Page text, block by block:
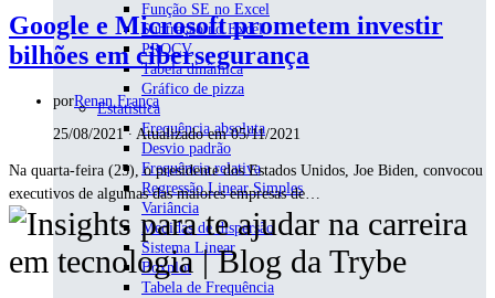
Função SE no Excel
Subtração no Excel
PROCV
Tabela dinâmica
Gráfico de pizza
Estatística
Frequência absoluta
Desvio padrão
Frequência relativa
Regressão Linear Simples
Variância
Medidas de dispersão
Sistema Linear
Boxplot
Tabela de Frequência
Google e Microsoft prometem investir
bilhões em cibersegurança
porRenan França
25/08/2021 ∙ Atualizado em 05/11/2021
Na quarta-feira (25), o presidente dos Estados Unidos, Joe Biden, convocou
executivos de algumas das maiores empresas de…